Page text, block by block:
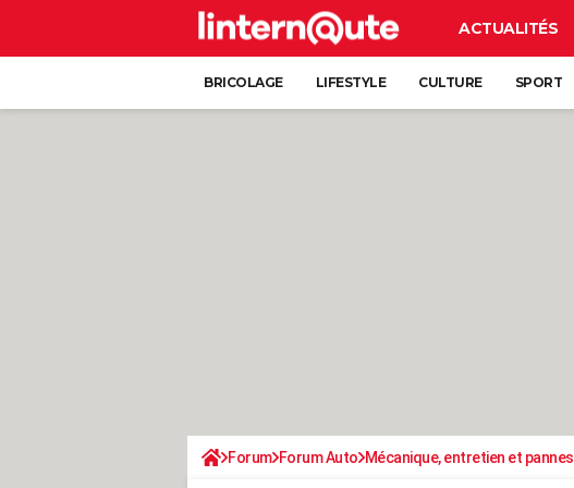
ACTUALITÉS
BRICOLAGE LIFESTYLE CULTURE SPORT
Forum Forum Auto Mécanique, entretien et pannes